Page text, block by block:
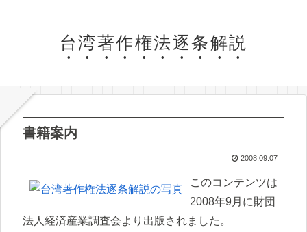
台湾著作権法逐条解説
書籍案内
2008.09.07
このコンテンツは
2008年9月に財団
法人経済産業調査会より出版されました。